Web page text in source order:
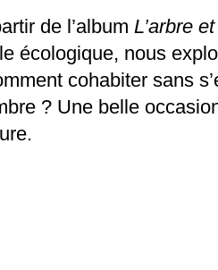
de l’album L’arbre
écologique, nous
cohabiter sans
? Une belle